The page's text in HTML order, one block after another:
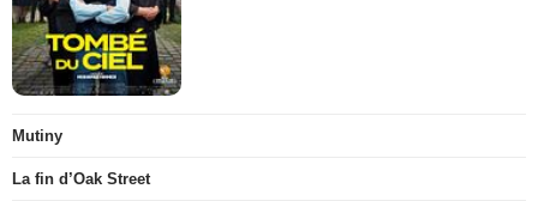
Mutiny
La fin d’Oak Street